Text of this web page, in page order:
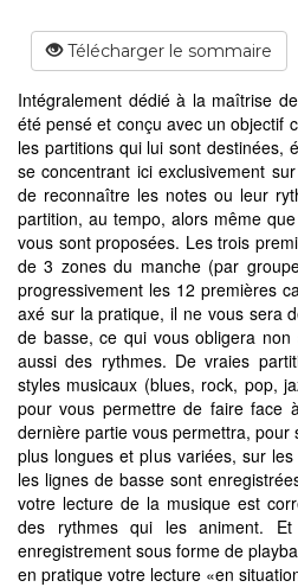
Télécharger le sommaire
Intégralement dédié à la maîtrise
été pensé et conçu avec un objectif
les partitions qui lui sont destinées,
se concentrant ici exclusivement
de reconnaître les notes ou leur
partition, au tempo, alors même
vous sont proposées. Les trois
de 3 zones du manche (par
progressivement les 12 premières
axé sur la pratique, il ne vous sera
de basse, ce qui vous obligera
aussi des rythmes. De vraies
styles musicaux (blues, rock, pop,
pour vous permettre de faire face
dernière partie vous permettra,
plus longues et plus variées, sur
les lignes de basse sont
votre lecture de la musique est
des rythmes qui les animent. Et
enregistrement sous forme de
en pratique votre lecture «en